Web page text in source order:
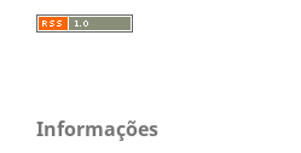
Informações